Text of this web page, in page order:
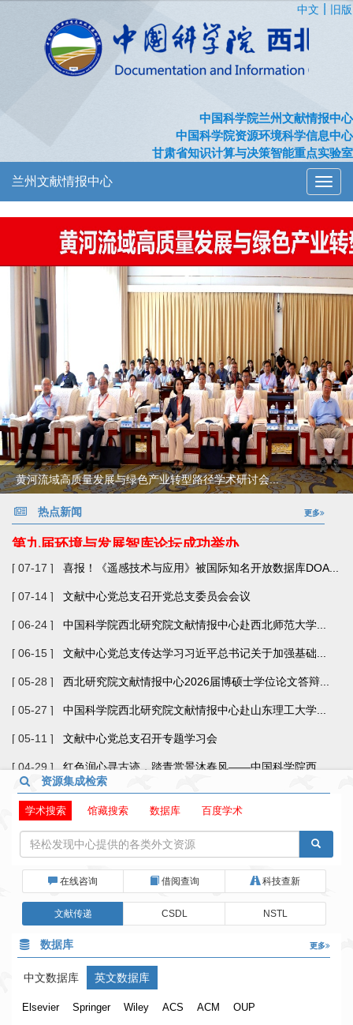
中文 旧版
中国科学院兰州文献情报中心
中国科学院资源环境科学信息中心
甘肃省知识计算与决策智能重点实验室
切
换
导
航
兰州文献情报中心
黄河流域高质量发展与绿色产业转型路径学术研讨会...
热点新闻 更多
第九届环境与发展智库论坛成功举办
[ 07-17 ] 喜报！《遥感技术与应用》被国际知名开放数据库DOA...
[ 07-14 ] 文献中心党总支召开党总支委员会会议
[ 06-24 ] 中国科学院西北研究院文献情报中心赴西北师范大学...
[ 06-15 ] 文献中心党总支传达学习习近平总书记关于加强基础...
[ 05-28 ] 西北研究院文献情报中心2026届博硕士学位论文答辩...
[ 05-27 ] 中国科学院西北研究院文献情报中心赴山东理工大学...
[ 05-11 ] 文献中心党总支召开专题学习会
[ 04-29 ] 红色润心寻古迹，踏青赏景沐春风——中国科学院西...
资源集成检索
学术搜索 馆藏搜索 数据库 百度学术
在线咨询 借阅查询 科技查新
文献传递 CSDL NSTL
数据库 更多
中文数据库 英文数据库
Elsevier Springer Wiley ACS ACM OUP